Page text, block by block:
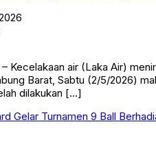
Kecelakaan air (Laka Air)
Barat, Sabtu (2/5/2026)
dilakukan […]